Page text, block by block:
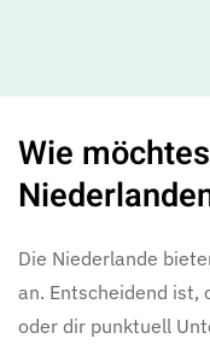
Wie
Die Niederlande
an. Entscheidend ist,
oder dir punktuell